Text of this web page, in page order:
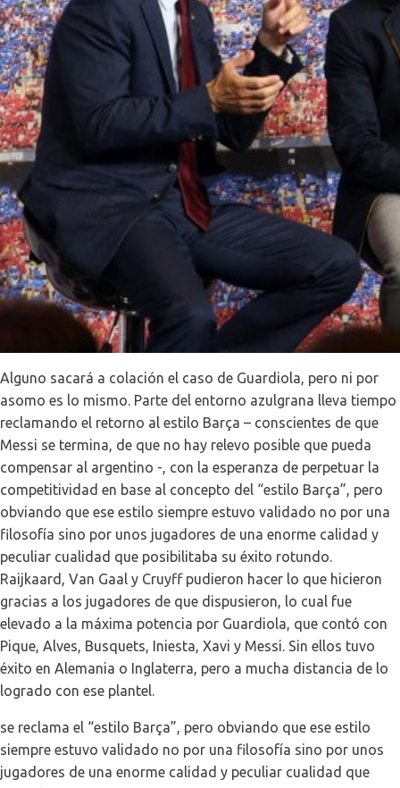
Alguno sacará a colación el caso de Guardiola, pero ni por
asomo es lo mismo. Parte del entorno azulgrana lleva tiempo
reclamando el retorno al estilo Barça – conscientes de que
Messi se termina, de que no hay relevo posible que pueda
compensar al argentino -, con la esperanza de perpetuar la
competitividad en base al concepto del “estilo Barça”, pero
obviando que ese estilo siempre estuvo validado no por una
filosofía sino por unos jugadores de una enorme calidad y
peculiar cualidad que posibilitaba su éxito rotundo.
Raijkaard, Van Gaal y Cruyff pudieron hacer lo que hicieron
gracias a los jugadores de que dispusieron, lo cual fue
elevado a la máxima potencia por Guardiola, que contó con
Pique, Alves, Busquets, Iniesta, Xavi y Messi. Sin ellos tuvo
éxito en Alemania o Inglaterra, pero a mucha distancia de lo
logrado con ese plantel.
se reclama el “estilo Barça”, pero obviando que ese estilo
siempre estuvo validado no por una filosofía sino por unos
jugadores de una enorme calidad y peculiar cualidad que